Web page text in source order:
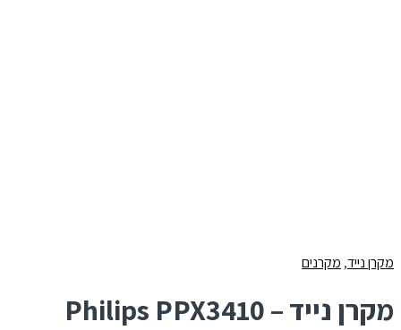
מקרן נייד,מקרנים
מקרן נייד – Philips PPX3410